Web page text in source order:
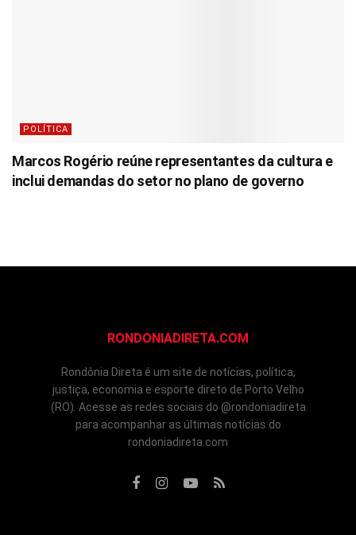
POLÍTICA
Marcos Rogério reúne representantes da cultura e
inclui demandas do setor no plano de governo
RONDONIADIRETA.COM
Rondônia Direta é um site de notícias, política,
justiça, economia e esporte direto de Porto Velho
(RO). Acesse as redes sociais do @rondoniadireta
para acompanhar as últimas notícias do
rondoniadireta.com